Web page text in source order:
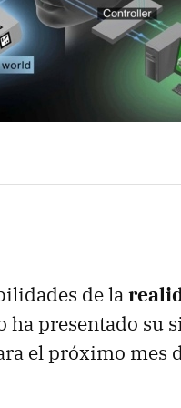
de la
presentado su
el próximo mes